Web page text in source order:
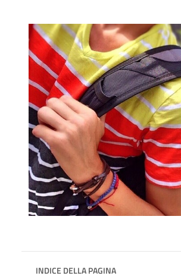
INDICE DELLA PAGINA